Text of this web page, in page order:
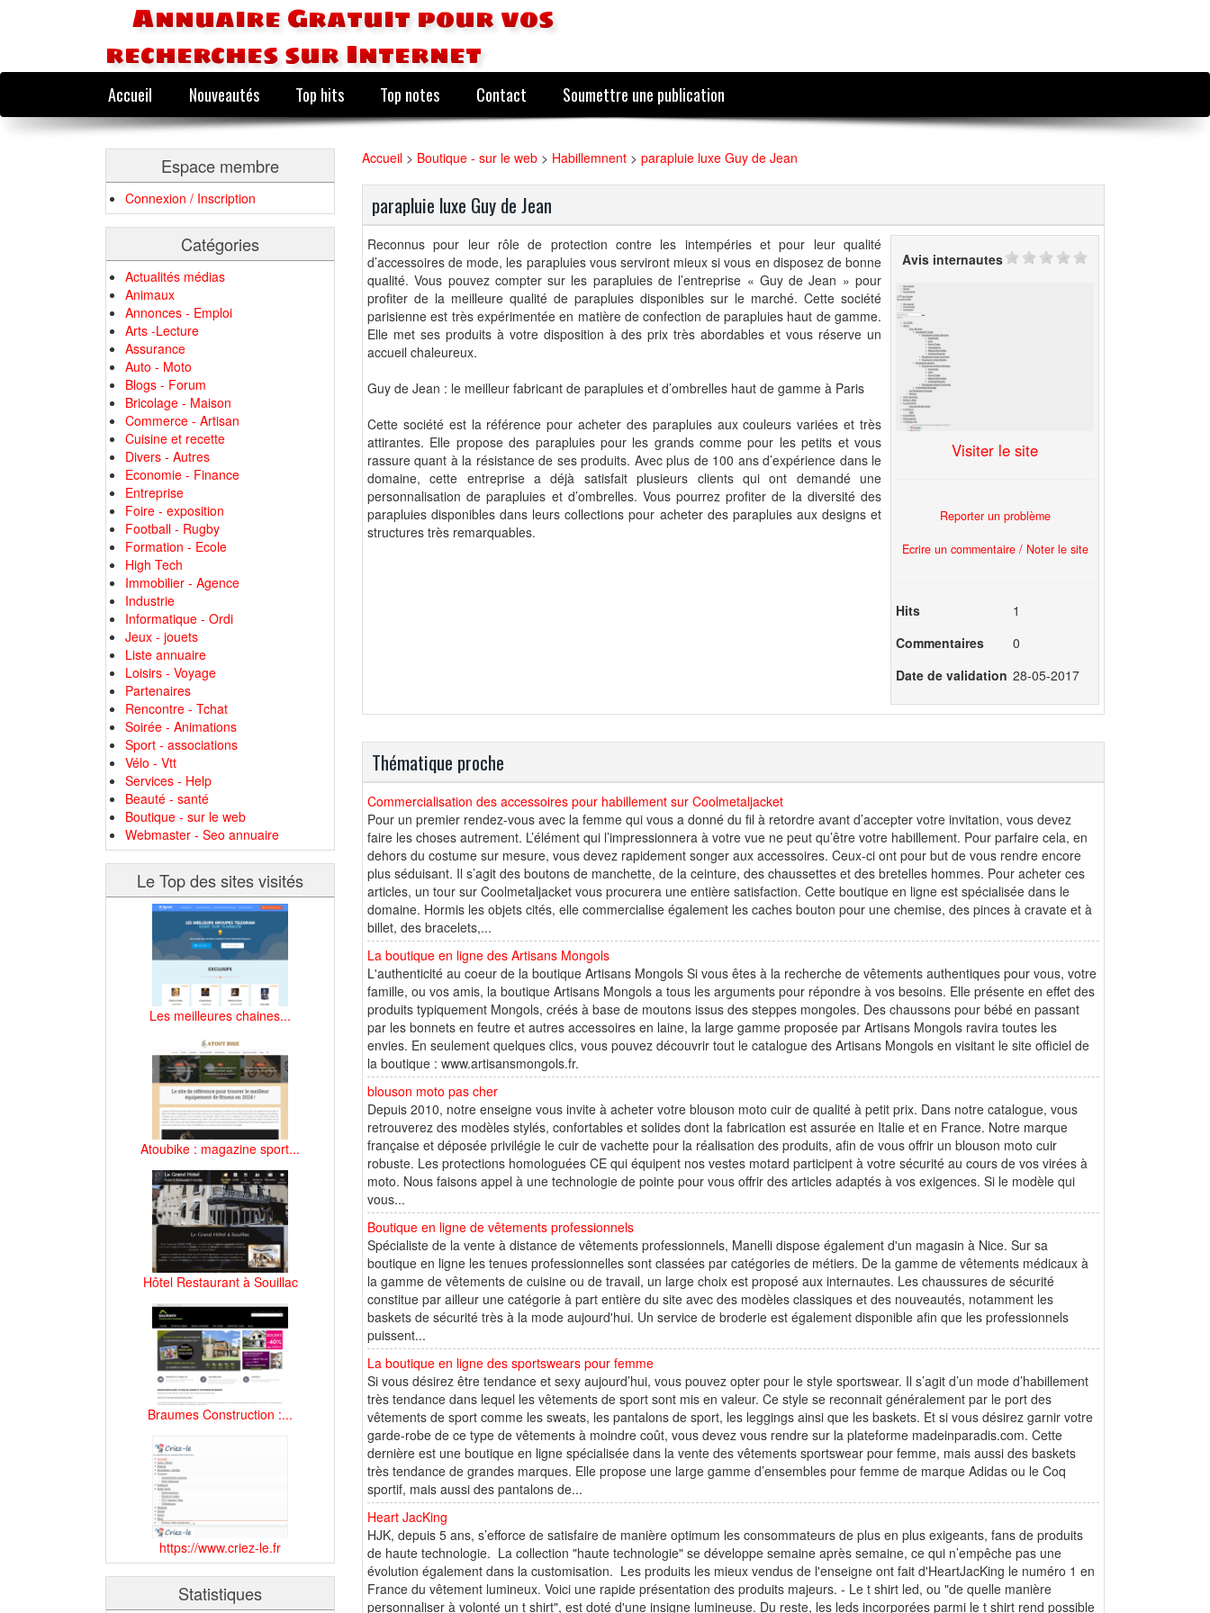
Annuaire Gratuit pour vos
recherches sur Internet
Accueil Nouveautés Top hits Top notes Contact Soumettre une publication
Espace membre
Connexion / Inscription
Catégories
Actualités médias
Animaux
Annonces - Emploi
Arts -Lecture
Assurance
Auto - Moto
Blogs - Forum
Bricolage - Maison
Commerce - Artisan
Cuisine et recette
Divers - Autres
Economie - Finance
Entreprise
Foire - exposition
Football - Rugby
Formation - Ecole
High Tech
Immobilier - Agence
Industrie
Informatique - Ordi
Jeux - jouets
Liste annuaire
Loisirs - Voyage
Partenaires
Rencontre - Tchat
Soirée - Animations
Sport - associations
Vélo - Vtt
Services - Help
Beauté - santé
Boutique - sur le web
Webmaster - Seo annuaire
Le Top des sites visités
Les meilleures chaines...
Atoubike : magazine sport...
Hôtel Restaurant à Souillac
Braumes Construction :...
https://www.criez-le.fr
Statistiques
Accueil > Boutique - sur le web > Habillemnent > parapluie luxe Guy de Jean
parapluie luxe Guy de Jean
Reconnus pour leur rôle de protection contre les intempéries et pour leur qualité
d’accessoires de mode, les parapluies vous serviront mieux si vous en disposez de bonne
qualité. Vous pouvez compter sur les parapluies de l’entreprise « Guy de Jean » pour
profiter de la meilleure qualité de parapluies disponibles sur le marché. Cette société
parisienne est très expérimentée en matière de confection de parapluies haut de gamme.
Elle met ses produits à votre disposition à des prix très abordables et vous réserve un
accueil chaleureux.
Guy de Jean : le meilleur fabricant de parapluies et d’ombrelles haut de gamme à Paris
Cette société est la référence pour acheter des parapluies aux couleurs variées et très
attirantes. Elle propose des parapluies pour les grands comme pour les petits et vous
rassure quant à la résistance de ses produits. Avec plus de 100 ans d’expérience dans le
domaine, cette entreprise a déjà satisfait plusieurs clients qui ont demandé une
personnalisation de parapluies et d’ombrelles. Vous pourrez profiter de la diversité des
parapluies disponibles dans leurs collections pour acheter des parapluies aux designs et
structures très remarquables.
Avis internautes
Visiter le site
Reporter un problème
Ecrire un commentaire / Noter le site
Hits
1
Commentaires
0
Date de validation 28-05-2017
Thématique proche
Commercialisation des accessoires pour habillement sur Coolmetaljacket
Pour un premier rendez-vous avec la femme qui vous a donné du fil à retordre avant d’accepter votre invitation, vous devez
faire les choses autrement. L’élément qui l’impressionnera à votre vue ne peut qu’être votre habillement. Pour parfaire cela, en
dehors du costume sur mesure, vous devez rapidement songer aux accessoires. Ceux-ci ont pour but de vous rendre encore
plus séduisant. Il s’agit des boutons de manchette, de la ceinture, des chaussettes et des bretelles hommes. Pour acheter ces
articles, un tour sur Coolmetaljacket vous procurera une entière satisfaction. Cette boutique en ligne est spécialisée dans le
domaine. Hormis les objets cités, elle commercialise également les caches bouton pour une chemise, des pinces à cravate et à
billet, des bracelets,...
La boutique en ligne des Artisans Mongols
L'authenticité au coeur de la boutique Artisans Mongols Si vous êtes à la recherche de vêtements authentiques pour vous, votre
famille, ou vos amis, la boutique Artisans Mongols a tous les arguments pour répondre à vos besoins. Elle présente en effet des
produits typiquement Mongols, créés à base de moutons issus des steppes mongoles. Des chaussons pour bébé en passant
par les bonnets en feutre et autres accessoires en laine, la large gamme proposée par Artisans Mongols ravira toutes les
envies. En seulement quelques clics, vous pouvez découvrir tout le catalogue des Artisans Mongols en visitant le site officiel de
la boutique : www.artisansmongols.fr.
blouson moto pas cher
Depuis 2010, notre enseigne vous invite à acheter votre blouson moto cuir de qualité à petit prix. Dans notre catalogue, vous
retrouverez des modèles stylés, confortables et solides dont la fabrication est assurée en Italie et en France. Notre marque
française et déposée privilégie le cuir de vachette pour la réalisation des produits, afin de vous offrir un blouson moto cuir
robuste. Les protections homologuées CE qui équipent nos vestes motard participent à votre sécurité au cours de vos virées à
moto. Nous faisons appel à une technologie de pointe pour vous offrir des articles adaptés à vos exigences. Si le modèle qui
vous...
Boutique en ligne de vêtements professionnels
Spécialiste de la vente à distance de vêtements professionnels, Manelli dispose également d'un magasin à Nice. Sur sa
boutique en ligne les tenues professionnelles sont classées par catégories de métiers. De la gamme de vêtements médicaux à
la gamme de vêtements de cuisine ou de travail, un large choix est proposé aux internautes. Les chaussures de sécurité
constitue par ailleur une catégorie à part entière du site avec des modèles classiques et des nouveautés, notamment les
baskets de sécurité très à la mode aujourd'hui. Un service de broderie est également disponible afin que les professionnels
puissent...
La boutique en ligne des sportswears pour femme
Si vous désirez être tendance et sexy aujourd’hui, vous pouvez opter pour le style sportswear. Il s’agit d’un mode d’habillement
très tendance dans lequel les vêtements de sport sont mis en valeur. Ce style se reconnait généralement par le port des
vêtements de sport comme les sweats, les pantalons de sport, les leggings ainsi que les baskets. Et si vous désirez garnir votre
garde-robe de ce type de vêtements à moindre coût, vous devez vous rendre sur la plateforme madeinparadis.com. Cette
dernière est une boutique en ligne spécialisée dans la vente des vêtements sportswear pour femme, mais aussi des baskets
très tendance de grandes marques. Elle propose une large gamme d’ensembles pour femme de marque Adidas ou le Coq
sportif, mais aussi des pantalons de...
Heart JacKing
HJK, depuis 5 ans, s’efforce de satisfaire de manière optimum les consommateurs de plus en plus exigeants, fans de produits
de haute technologie. La collection "haute technologie" se développe semaine après semaine, ce qui n’empêche pas une
évolution également dans la customisation. Les produits les mieux vendus de l'enseigne ont fait d'HeartJacKing le numéro 1 en
France du vêtement lumineux. Voici une rapide présentation des produits majeurs. - Le t shirt led, ou "de quelle manière
personnaliser à volonté un t shirt", est doté d'une insigne lumineuse. Du reste, les leds incorporées parmi le t shirt rend possible